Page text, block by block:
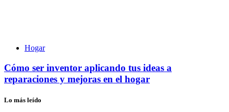
Hogar
Cómo ser inventor aplicando tus ideas a
reparaciones y mejoras en el hogar
Lo más leído